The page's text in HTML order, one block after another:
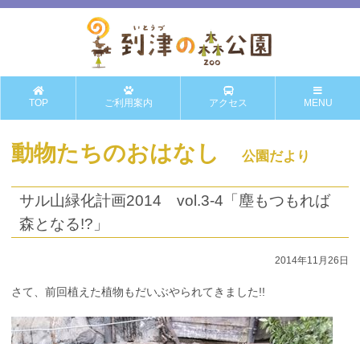
TOP ご利用案内 アクセス MENU
動物たちのおはなし 公園だより
サル山緑化計画2014 vol.3-4「塵もつもれば
森となる!?」
2014年11月26日
さて、前回植えた植物もだいぶやられてきました!!